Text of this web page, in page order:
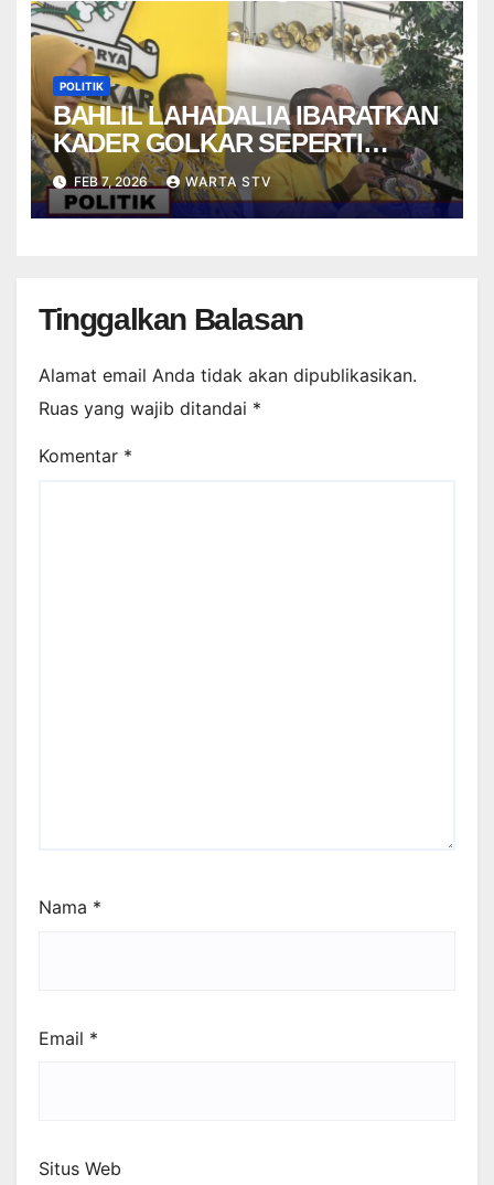
POLITIK
BAHLIL LAHADALIA IBARATKAN
KADER GOLKAR SEPERTI
STRIKER DALAM PERMAINAN
FUTSAL
FEB 7, 2026 WARTA STV
Tinggalkan Balasan
Alamat email Anda tidak akan dipublikasikan.
Ruas yang wajib ditandai *
Komentar *
Nama *
Email *
Situs Web